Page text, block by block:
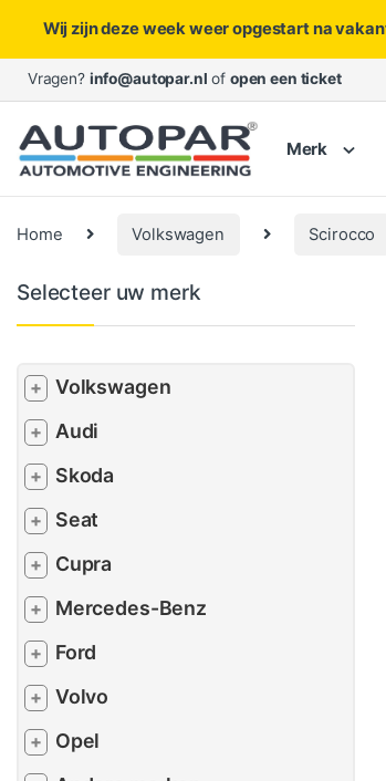
Wij zijn deze week weer opgestart na
Skip to navigation
Skip to content
Vragen? info@autopar.nl of open een ticket
Merk
Home Volkswagen Scirocco
Selecteer uw merk
+ Volkswagen
+ Audi
+ Skoda
+ Seat
+ Cupra
+ Mercedes-Benz
+ Ford
+ Volvo
+ Opel